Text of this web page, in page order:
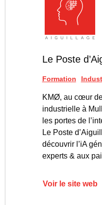
Le Poste
Formation
KMØ, au cœur
industrielle à
les portes de
Le Poste
découvrir l’iA
experts & aux
Voir le site web